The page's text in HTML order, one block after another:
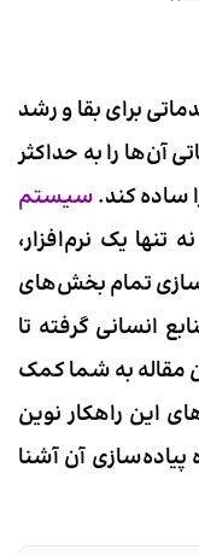
برای بقا و رشد
آن‌ها را به حداکثر
ساده کند.سیستم
تنها یک نرم‌افزار،
تمام بخش‌های
انسانی گرفته تا
مقاله به شما کمک
این راهکار نوین
پیاده‌سازی آن آشنا